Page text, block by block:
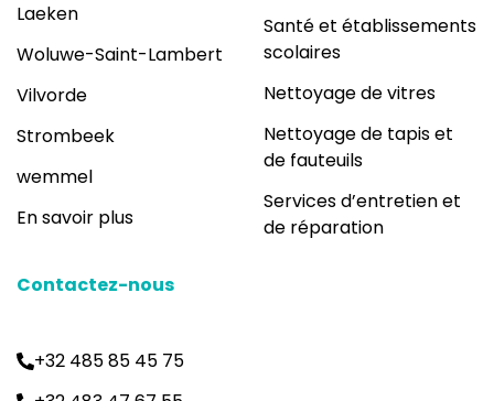
Laeken
Woluwe-Saint-Lambert
Vilvorde
Strombeek
wemmel
En savoir plus
Santé et établissements
scolaires
Nettoyage de vitres
Nettoyage de tapis et
de fauteuils
Services d’entretien et
de réparation
Contactez-nous
+32 485 85 45 75